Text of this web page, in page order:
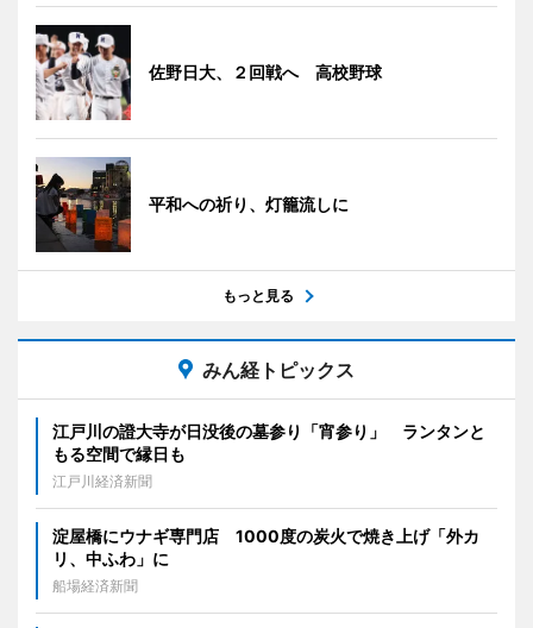
佐野日大、２回戦へ 高校野球
平和への祈り、灯籠流しに
もっと見る
みん経トピックス
江戸川の證大寺が日没後の墓参り「宵参り」 ランタンと
もる空間で縁日も
江戸川経済新聞
淀屋橋にウナギ専門店 1000度の炭火で焼き上げ「外カ
リ、中ふわ」に
船場経済新聞